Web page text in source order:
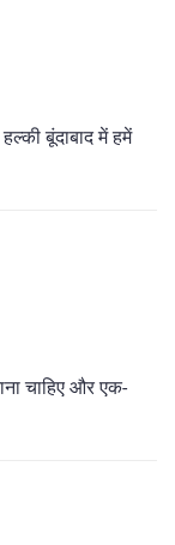
बूंदाबाद में हमें
चाहिए और एक-